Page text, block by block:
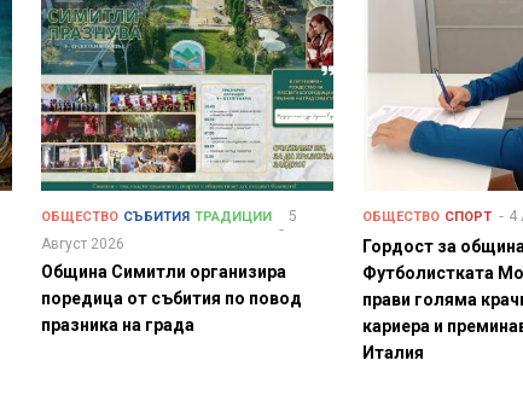
ОБЩЕСТВО СЪБИТИЯ ТРАДИЦИИ
5
Август 2026
Община Симитли организира
поредица от събития по повод
празника на града
ОБЩЕСТВО СПОРТ 4
Гордост за
Футболистката
прави голяма
кариера и
Италия